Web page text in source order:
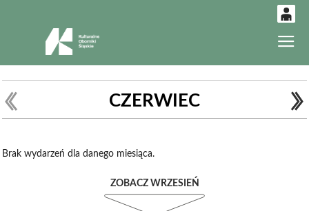
PLN
CZERWIEC
Brak wydarzeń dla danego miesiąca.
ZOBACZ WRZESIEŃ